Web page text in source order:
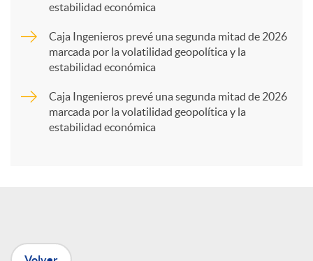
n
estabilidad económica
Caja Ingenieros prevé una segunda mitad de 2026
marcada por la volatilidad geopolítica y la
estabilidad económica
Caja Ingenieros prevé una segunda mitad de 2026
marcada por la volatilidad geopolítica y la
estabilidad económica